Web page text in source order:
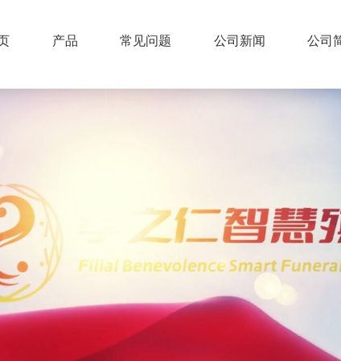
产品 常见问题 公司新闻 公司